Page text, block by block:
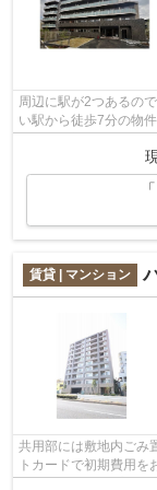
周辺に駅が2つあるの
い駅から徒歩7分の物
賃貸 | マンション
共用部には敷地内ごみ
トカードで初期費用